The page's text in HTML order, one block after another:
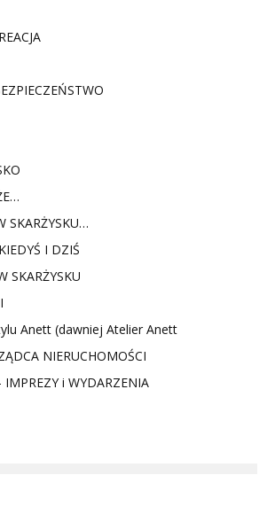
SKARŻYSKU…
I DZIŚ
SKARŻYSKU
Anett (dawniej Atelier Anett
NIERUCHOMOŚCI
IMPREZY i WYDARZENIA